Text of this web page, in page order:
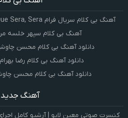
آهنگ بی کلام سریال فرام Que Sera, Sera از Jack Jezzro – رایگان
آهنگ بی کلام سپهر خلسه
دانلود آهنگ بی کلام محسن
دانلود آهنگ بی کلام رضا
دانلود آهنگ بی کلام محسن
آهنگ جدید